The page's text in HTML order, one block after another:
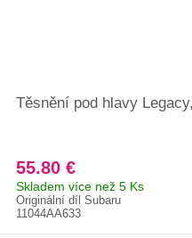
Těsnění pod hlavy
55.80 €
Skladem více než 5 Ks
Originální díl Subaru
11044AA633